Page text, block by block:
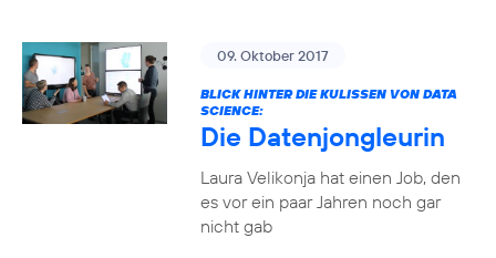
09. Oktober 2017
BLICK HINTER DIE KULISSEN VON DATA
SCIENCE:
Die Datenjongleurin
Laura Velikonja hat einen Job, den
es vor ein paar Jahren noch gar
nicht gab